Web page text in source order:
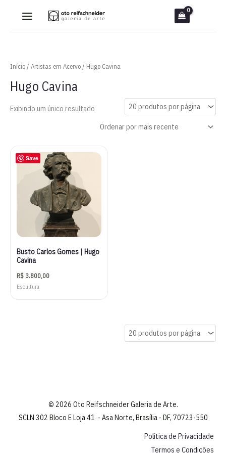
Início/ Artistas em Acervo/ Hugo Cavina
Hugo Cavina
Exibindo um único resultado
Save
Busto Carlos Gomes | Hugo
Cavina
R$ 3.800,00
Escultura
© 2026 Oto Reifschneider Galeria de Arte.
SCLN 302 Bloco E Loja 41 - Asa Norte, Brasília - DF, 70723-550
Política de Privacidade
Termos e Condições